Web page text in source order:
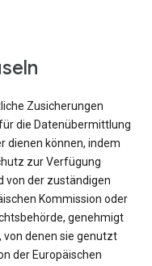
Zusicherungen
die Datenübermittlung
dienen können, indem
zur Verfügung
von der zuständigen
Kommission oder
genehmigt
von denen sie genutzt
der Europäischen